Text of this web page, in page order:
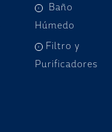
Baño
Húmedo
Filtro y
Purificadores